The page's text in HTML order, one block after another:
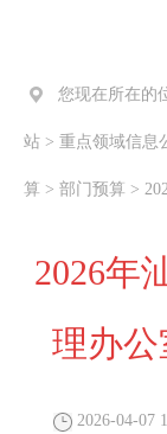
您现在所在的
站 > 重点领域信息
算 > 部门预算 >
2026年
理办
2026-04-07